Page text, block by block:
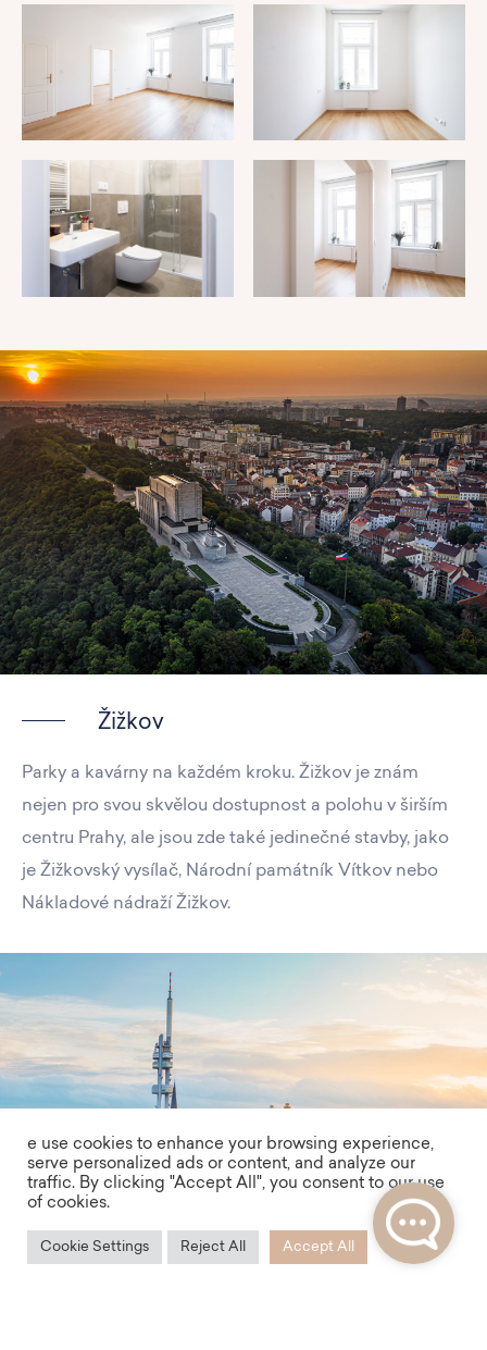
Žižkov
Parky a kavárny na každém kroku. Žižkov je znám
nejen pro svou skvělou dostupnost a polohu v širším
centru Prahy, ale jsou zde také jedinečné stavby, jako
je Žižkovský vysílač, Národní památník Vítkov nebo
Nákladové nádraží Žižkov.
e use cookies to enhance your browsing experience,
serve personalized ads or content, and analyze our
traffic. By clicking "Accept All", you consent to our use
of cookies.
Cookie Settings Reject All Accept All